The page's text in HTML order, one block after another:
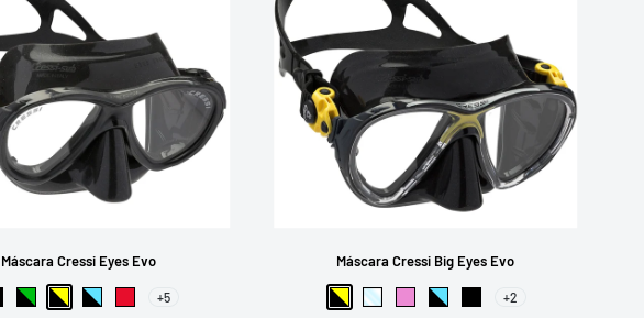
Máscara Cressi Eyes Evo
PretoPreto-Verde
Preto-Amarelo
Preto-Azul
Vermelho
+5
Máscara Cressi Big Eyes Evo
Preto-Amarelo
Transparente
RosaPreto-Azul
Preto+2